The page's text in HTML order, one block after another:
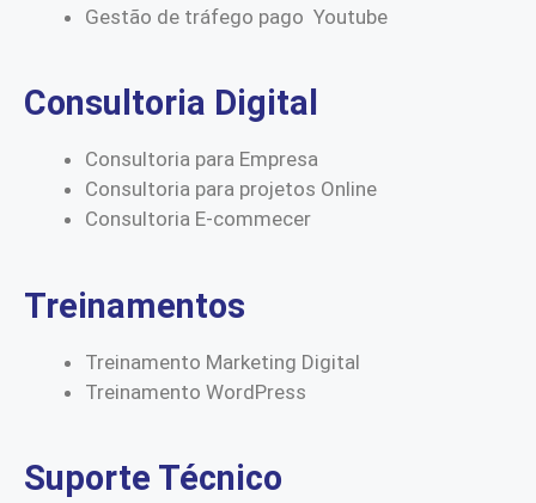
Gestão de tráfego pago Youtube
Consultoria Digital
Consultoria para Empresa
Consultoria para projetos Online
Consultoria E-commecer
Treinamentos
Treinamento Marketing Digital
Treinamento WordPress
Suporte Técnico